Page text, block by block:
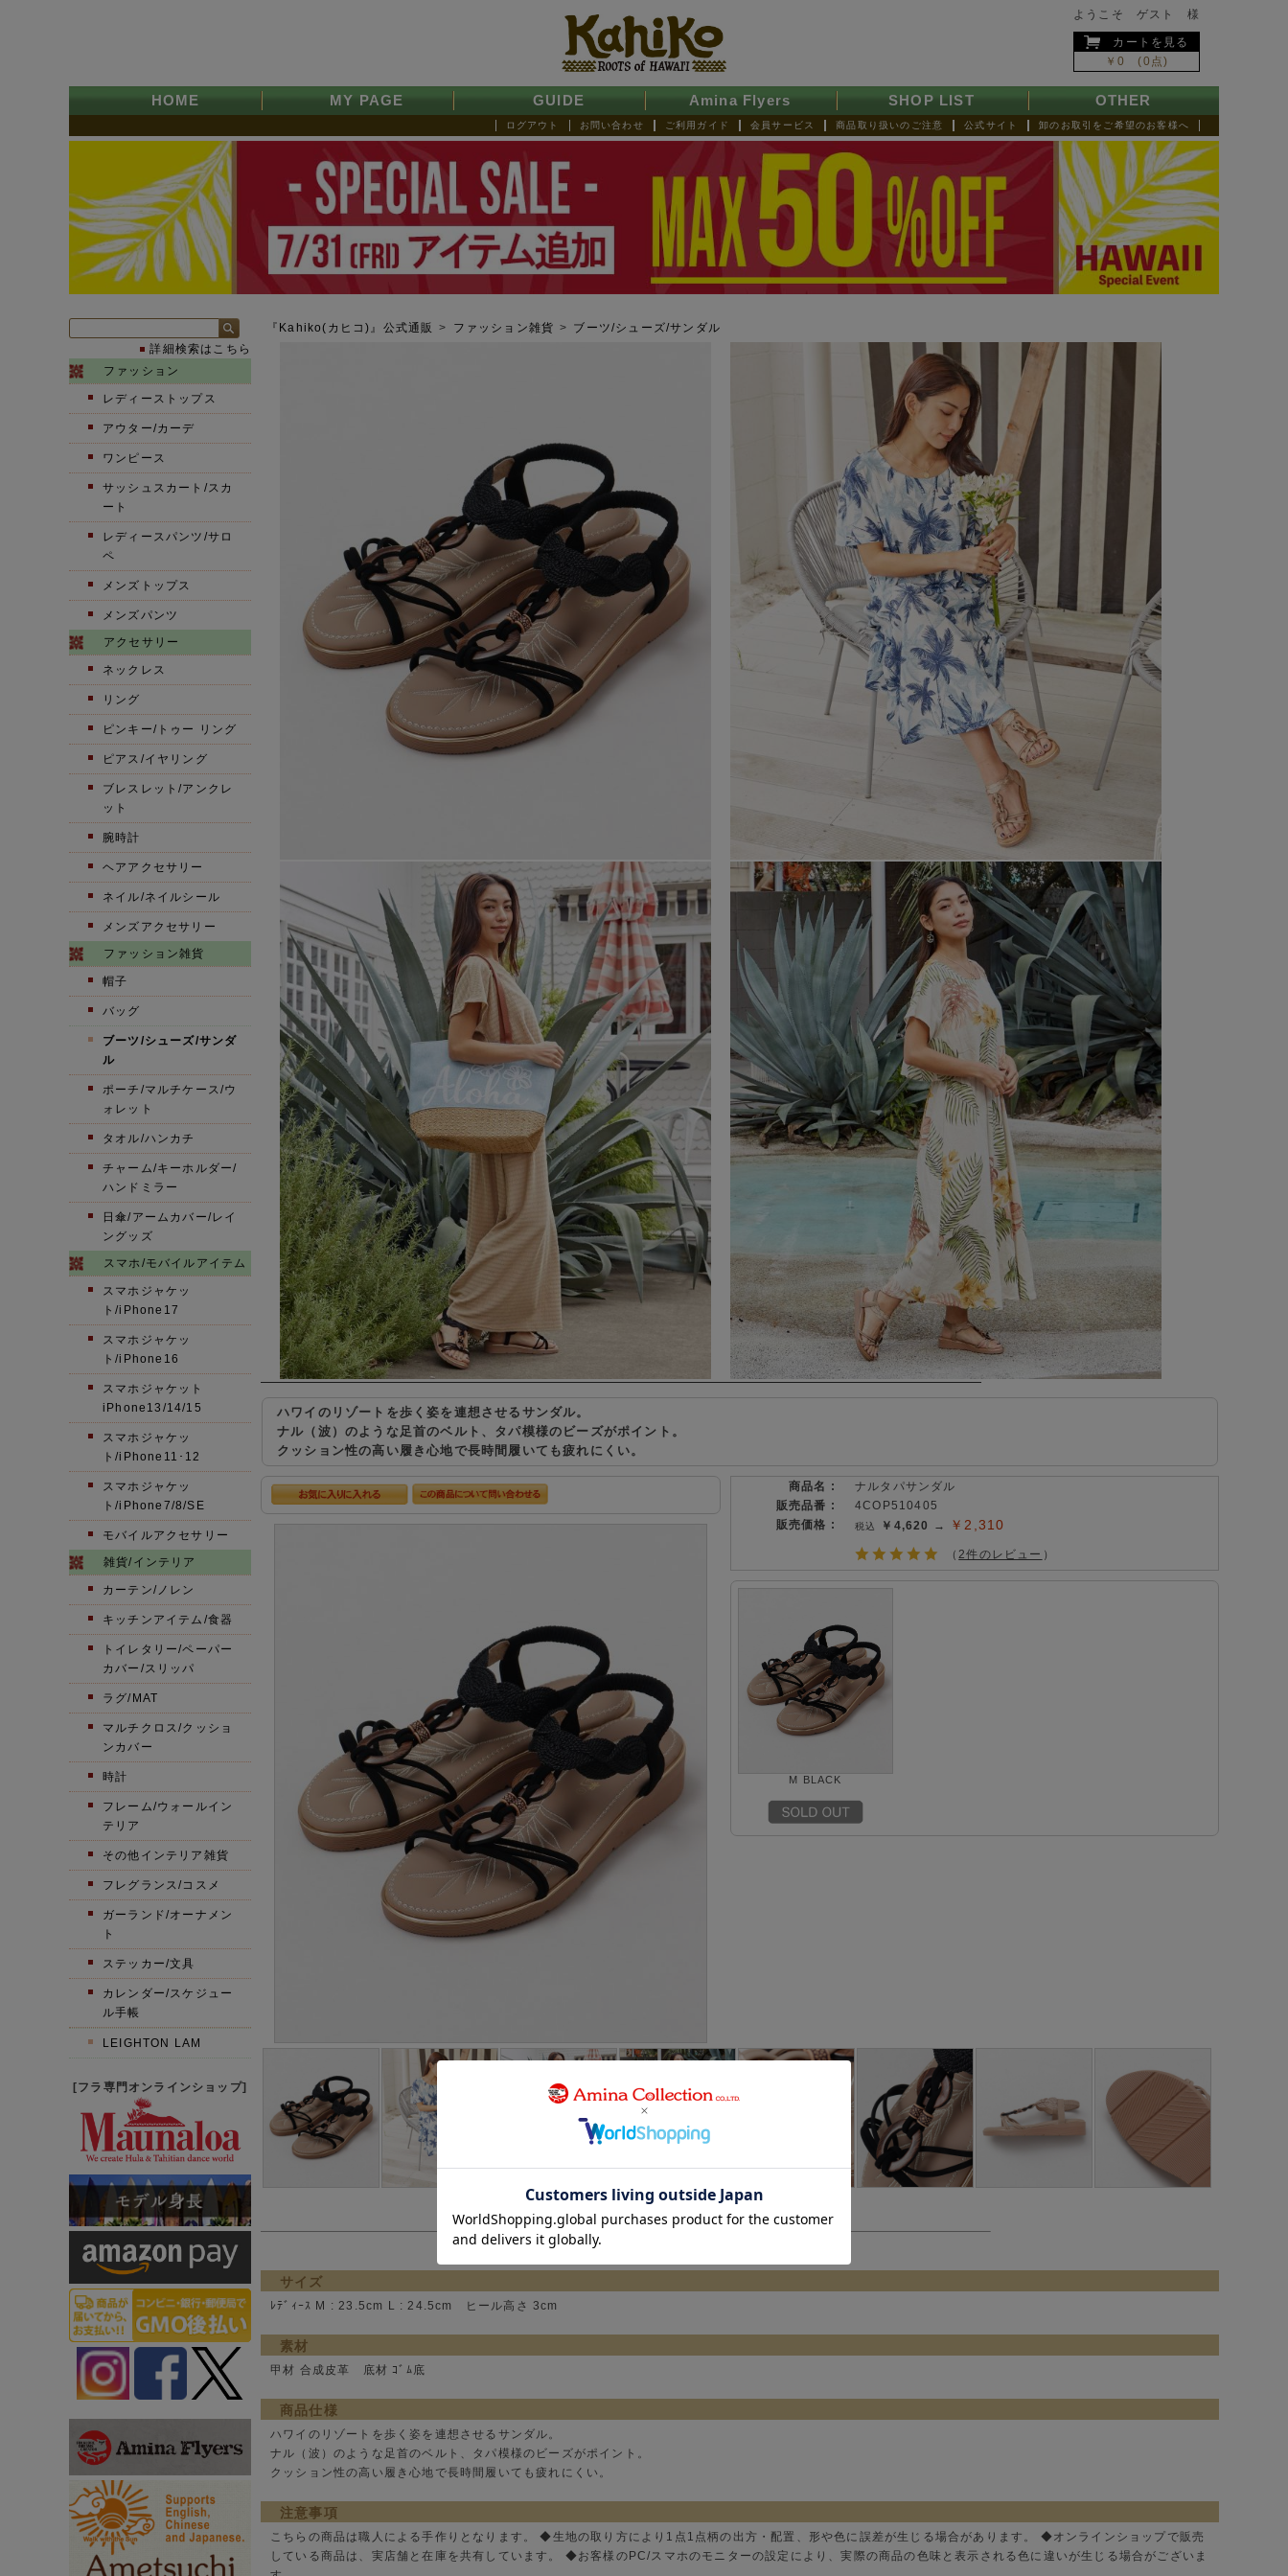
ようこそ ゲスト 様
カートを見る
￥0 (0点)
HOME MY PAGE GUIDE Amina Flyers SHOP LIST OTHER
卸のお取引をご希望のお客様へ
公式サイト
商品取り扱いのご注意
会員サービス
ご利用ガイド
お問い合わせ
ログアウト
『Kahiko(カヒコ)』公式通販 > ファッション雑貨 > ブーツ/シューズ/サンダル
ハワイのリゾートを歩く姿を連想させるサンダル。
ナル（波）のような足首のベルト、タパ模様のビーズがポイント。
クッション性の高い履き心地で長時間履いても疲れにくい。
商品名 :
ナルタパサンダル
販売品番 :
4COP510405
販売価格 :
￥4,620 → ￥2,310
（2件のレビュー ）
M BLACK
サイズ
ﾚﾃﾞｨｰｽ M : 23.5cm L : 24.5cm ヒール高さ 3cm
素材
甲材 合成皮革 底材 ｺﾞﾑ底
商品仕様
ハワイのリゾートを歩く姿を連想させるサンダル。
ナル（波）のような足首のベルト、タパ模様のビーズがポイント。
クッション性の高い履き心地で長時間履いても疲れにくい。
注意事項
こちらの商品は職人による手作りとなります。 ◆生地の取り方により1点1点柄の出方・配置、形や色に誤差が生じる場合があります。 ◆オンラインショップで販売
している商品は、実店舗と在庫を共有しています。 ◆お客様のPC/スマホのモニターの設定により、実際の商品の色味と表示される色に違いが生じる場合がございま
詳細検索はこちら
ファッション
レディーストップス
アウター/カーデ
ワンピース
サッシュスカート/スカ
ート
レディースパンツ/サロ
ペ
メンズトップス
メンズパンツ
アクセサリー
ネックレス
リング
ピンキー/トゥー リング
ピアス/イヤリング
ブレスレット/アンクレ
ット
腕時計
ヘアアクセサリー
ネイル/ネイルシール
メンズアクセサリー
ファッション雑貨
帽子
バッグ
ブーツ/シューズ/サンダ
ル
ポーチ/マルチケース/ウ
ォレット
タオル/ハンカチ
チャーム/キーホルダー/
ハンドミラー
日傘/アームカバー/レイ
ングッズ
スマホ/モバイルアイテム
スマホジャケッ
ト/iPhone17
スマホジャケッ
ト/iPhone16
スマホジャケット
iPhone13/14/15
スマホジャケッ
ト/iPhone11･12
スマホジャケッ
ト/iPhone7/8/SE
モバイルアクセサリー
雑貨/インテリア
カーテン/ノレン
キッチンアイテム/食器
トイレタリー/ペーパー
カバー/スリッパ
ラグ/MAT
マルチクロス/クッショ
ンカバー
時計
フレーム/ウォールイン
テリア
その他インテリア雑貨
フレグランス/コスメ
ガーランド/オーナメン
ト
ステッカー/文具
カレンダー/スケジュー
ル手帳
LEIGHTON LAM
[フラ専門オンラインショップ]